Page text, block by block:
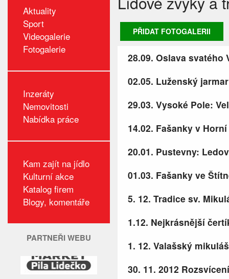
Aktuality
Sport
Videogalerie
Fotogalerie
Inzeráty
Nemovitosti
Nabídka práce
Kam zajít na jídlo
Kulturní akce
Katalog firem
Blogy, komentáře
PARTNEŘI WEBU
PŘIDAT FOTOGALERII
28.09. Oslava svatého
02.05. Luženský
29.03. Vysoké Pole:
14.02. Fašanky v
20.01. Pustevny:
01.03. Fašanky ve
5. 12. Tradice sv.
1.12. Nejkrásnější
1. 12. Valašský
30. 11. 2012